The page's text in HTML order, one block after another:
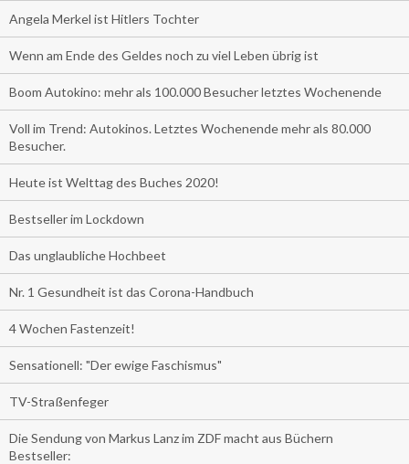
Angela Merkel ist Hitlers Tochter
Wenn am Ende des Geldes noch zu viel Leben übrig ist
Boom Autokino: mehr als 100.000 Besucher letztes Wochenende
Voll im Trend: Autokinos. Letztes Wochenende mehr als 80.000
Besucher.
Heute ist Welttag des Buches 2020!
Bestseller im Lockdown
Das unglaubliche Hochbeet
Nr. 1 Gesundheit ist das Corona-Handbuch
4 Wochen Fastenzeit!
Sensationell: "Der ewige Faschismus"
TV-Straßenfeger
Die Sendung von Markus Lanz im ZDF macht aus Büchern
Bestseller: